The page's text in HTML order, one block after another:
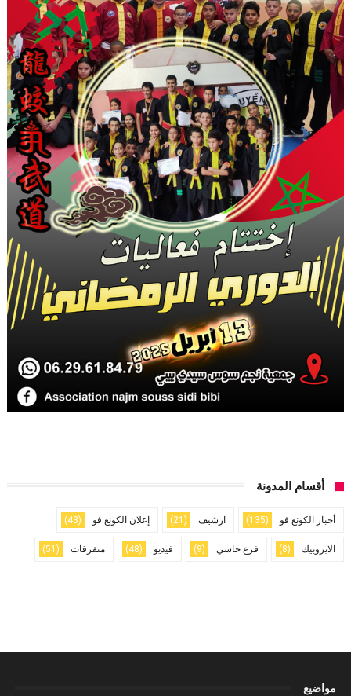
أقسام المدونة
أخبار الكونغ فو (135) ارشيف (21) إعلان الكونغ فو (43)
الايروبيك (8) فرع حاسي (9) فيديو (48) متفرقات (51)
مواضيع